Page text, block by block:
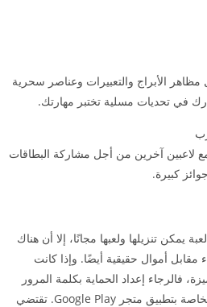
الأبراج والتعبيرات وعناصر سحرية
في تحديات مسلية تختبر مهارتك.
لاعبين آخرين من أجل مشاركة البطاقات
كبيرة.
الرجاء ملاحظة: Clash Royale لعبة يمكن تنزيلها ولعبها مجانًا، إلا أن هناك
مقابل أموال حقيقية أيضًا. وإذا كانت
فالرجاء إعداد الحماية بكلمة المرور
لعمليات الشراء في الإعدادات الخاصة بتطبيق متجر Google Play. تقتضي